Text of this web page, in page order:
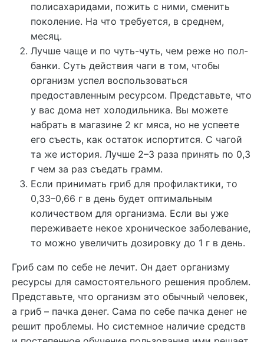
полисахаридами, пожить с ними, сменить
поколение. На что требуется, в среднем,
месяц.
Лучше чаще и по чуть-чуть, чем реже но пол-
банки. Суть действия чаги в том, чтобы
организм успел воспользоваться
предоставленным ресурсом. Представьте, что
у вас дома нет холодильника. Вы можете
набрать в магазине 2 кг мяса, но не успеете
его съесть, как остаток испортится. С чагой
та же история. Лучше 2–3 раза принять по 0,3
г чем за раз съедать грамм.
Если принимать гриб для профилактики, то
0,33–0,66 г в день будет оптимальным
количеством для организма. Если вы уже
переживаете некое хроническое заболевание,
то можно увеличить дозировку до 1 г в день.
Гриб сам по себе не лечит. Он дает организму
ресурсы для самостоятельного решения проблем.
Представьте, что организм это обычный человек,
а гриб – пачка денег. Сама по себе пачка денег не
решит проблемы. Но системное наличие средств